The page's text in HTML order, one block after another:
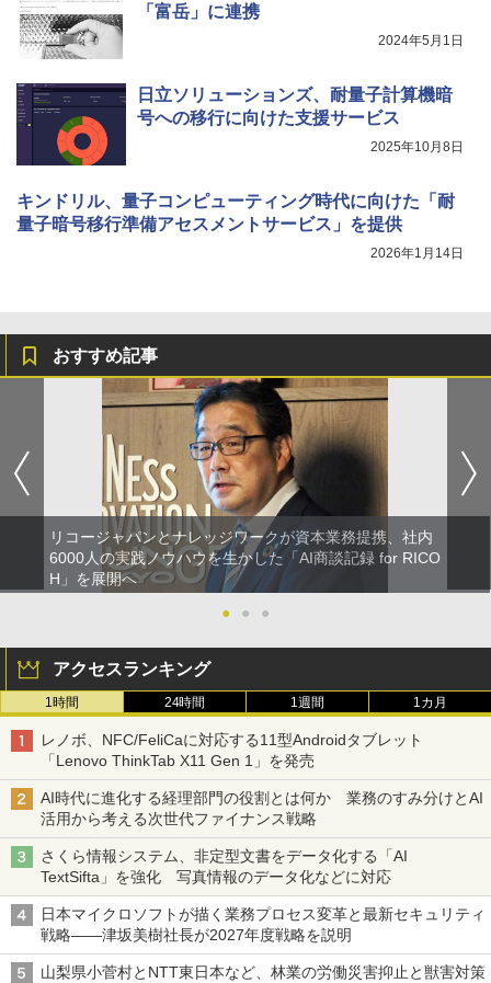
「富岳」に連携
2024年5月1日
日立ソリューションズ、耐量子計算機暗
号への移行に向けた支援サービス
2025年10月8日
キンドリル、量子コンピューティング時代に向けた「耐
量子暗号移行準備アセスメントサービス」を提供
2026年1月14日
おすすめ記事
リコージャパンとナレッジワークが資本業務提携、社内
6000人の実践ノウハウを生かした「AI商談記録 for RICO
H」を展開へ
●
● ●
アクセスランキング
1時間 24時間 1週間 1カ月
レノボ、NFC/FeliCaに対応する11型Androidタブレット
「Lenovo ThinkTab X11 Gen 1」を発売
AI時代に進化する経理部門の役割とは何か 業務のすみ分けとAI
活用から考える次世代ファイナンス戦略
さくら情報システム、非定型文書をデータ化する「AI
TextSifta」を強化 写真情報のデータ化などに対応
日本マイクロソフトが描く業務プロセス変革と最新セキュリティ
戦略――津坂美樹社長が2027年度戦略を説明
山梨県小菅村とNTT東日本など、林業の労働災害抑止と獣害対策